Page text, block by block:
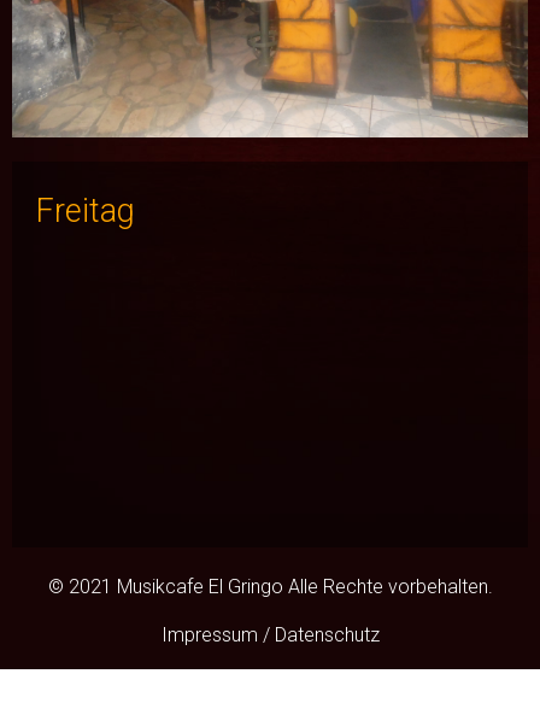
Freitag
© 2021 Musikcafe El Gringo Alle Rechte vorbehalten.
Impressum / Datenschutz